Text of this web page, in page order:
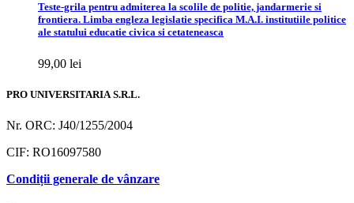
Teste-grila pentru admiterea la scolile de politie, jandarmerie si
frontiera. Limba engleza legislatie specifica M.A.I. institutiile politice
ale statului educatie civica si cetateneasca
99,00 lei
PRO UNIVERSITARIA S.R.L.
Nr. ORC: J40/1255/2004
CIF: RO16097580
Condiții generale de vânzare